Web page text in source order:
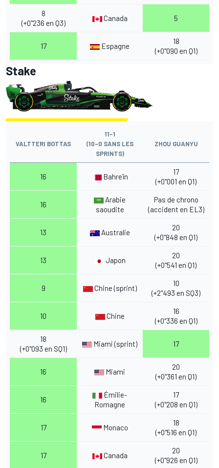
8
(+0"236 en Q3)
Canada 5
17 Espagne
18
(+0"090 en Q1)
Stake
VALTTERI BOTTAS
11-1
(10-0 SANS LES
SPRINTS)
ZHOU GUANYU
16 Bahreïn
17
(+0"001 en Q1)
16
Arabie
saoudite
Pas de chrono
(accident en EL3)
13 Australie
20
(+0"848 en Q1)
13 Japon
20
(+0"541 en Q1)
9 Chine (sprint)
10
(+2"493 en SQ3)
10 Chine
16
(+0"336 en Q1)
18
(+0"093 en SQ1)
Miami (sprint) 17
16 Miami
20
(+0"361 en Q1)
16
Émilie-
Romagne
17
(+0"208 en Q1)
17 Monaco
18
(+0"516 en Q1)
17 Canada
20
(+0"926 en Q1)